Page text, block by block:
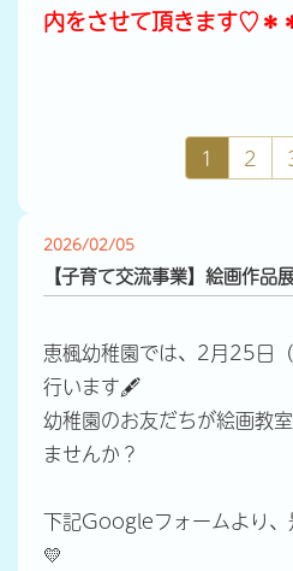
内をさせて頂きます♡＊
1 2
2026/02/05
【子育て交流事業】絵画作品
恵楓幼稚園では、2月25日（
行います🖋
幼稚園のお友だちが絵画教
ませんか？
下記Googleフォームより、
💛